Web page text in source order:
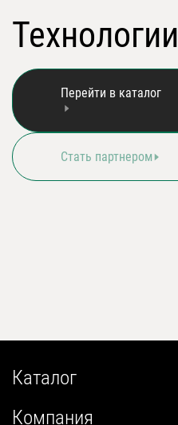
Технологии
Перейти в каталог
Cтать партнером
Каталог
Компания